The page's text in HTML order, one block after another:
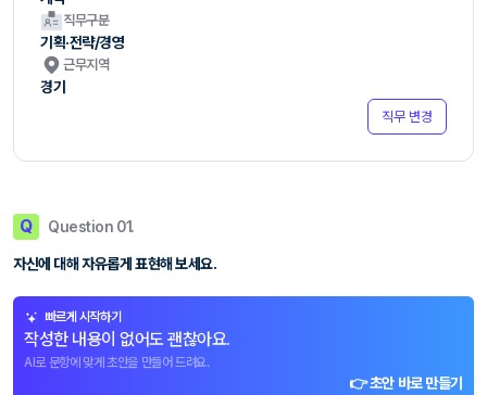
직무구분
기획·전략/경영
근무지역
경기
직무 변경
Q Question 01.
자신에 대해 자유롭게 표현해 보세요.
빠르게 시작하기
작성한 내용이 없어도 괜찮아요.
AI로 문항에 맞게 초안을 만들어 드려요.
👉 초안 바로 만들기